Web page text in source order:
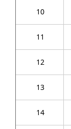
10
11
12
13
14